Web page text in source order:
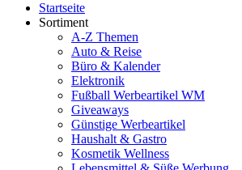
Startseite
Sortiment
A-Z Themen
Auto & Reise
Büro & Kalender
Elektronik
Fußball Werbeartikel WM
Giveaways
Günstige Werbeartikel
Haushalt & Gastro
Kosmetik Wellness